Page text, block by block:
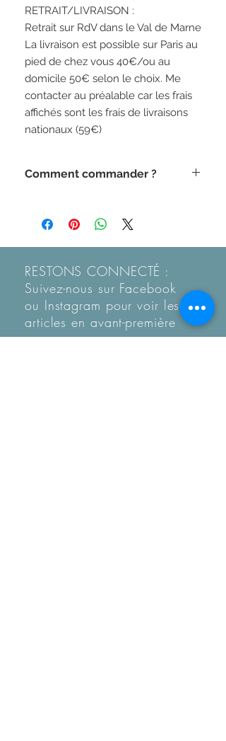
RETRAIT/LIVRAISON :
Retrait sur RdV dans le Val de Marne
La livraison est possible sur Paris au
pied de chez vous 40€/ou au
domicile 50€ selon le choix. Me
contacter au préalable car les frais
affichés sont les frais de livraisons
nationaux (59€)
Comment commander ?
directement sur le site (Paypal) ou via
Etsy.
www.collectionit.etsy.com
RESTONS CONNECTÉ :
Suivez-nous sur Facebook
ou Instagram pour voir les
articles en avant-première